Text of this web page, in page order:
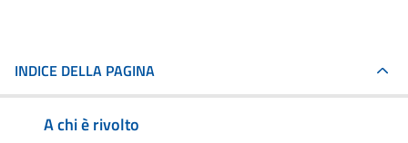
INDICE DELLA PAGINA
A chi è rivolto